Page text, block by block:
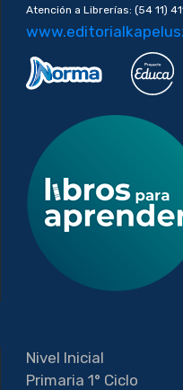
Atención a Librerías: (54 11)
Nivel Inicial
Primaria 1° Ciclo